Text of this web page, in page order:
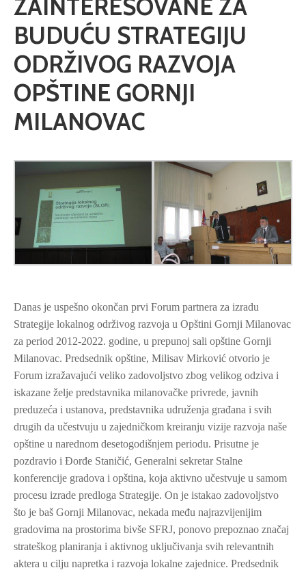
ZAINTERESOVANE ZA
BUDUĆU STRATEGIJU
ODRŽIVOG RAZVOJA
OPŠTINE GORNJI
MILANOVAC
Danas je uspešno okončan prvi Forum partnera za izradu
Strategije lokalnog održivog razvoja u Opštini Gornji Milanovac
za period 2012-2022. godine, u prepunoj sali opštine Gornji
Milanovac. Predsednik opštine, Milisav Mirković otvorio je
Forum izražavajući veliko zadovoljstvo zbog velikog odziva i
iskazane želje predstavnika milanovačke privrede, javnih
preduzeća i ustanova, predstavnika udruženja građana i svih
drugih da učestvuju u zajedničkom kreiranju vizije razvoja naše
opštine u narednom desetogodišnjem periodu. Prisutne je
pozdravio i Đorđe Staničić, Generalni sekretar Stalne
konferencije gradova i opština, koja aktivno učestvuje u samom
procesu izrade predloga Strategije. On je istakao zadovoljstvo
što je baš Gornji Milanovac, nekada među najrazvijenijim
gradovima na prostorima bivše SFRJ, ponovo prepoznao značaj
strateškog planiranja i aktivnog uključivanja svih relevantnih
aktera u cilju napretka i razvoja lokalne zajednice. Predsednik